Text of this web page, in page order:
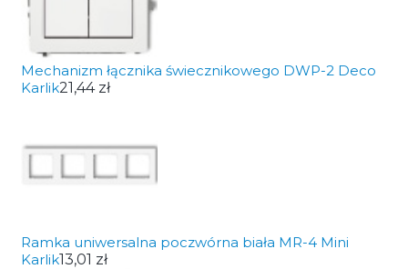
Mechanizm łącznika świecznikowego DWP-2 Deco
Karlik21,44 zł
Ramka uniwersalna poczwórna biała MR-4 Mini
Karlik13,01 zł